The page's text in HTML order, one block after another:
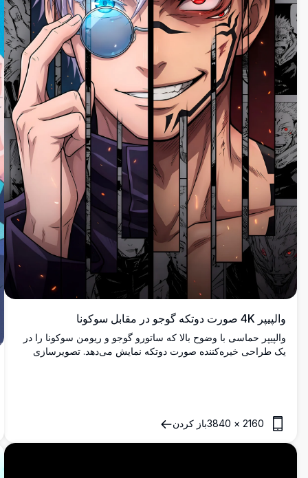
والپیپر 4K صورت دوتکه گوجو در مقابل سوکونا
والپیپر حماسی با وضوح بالا که ساتورو گوجو و ریومن سوکونا را در
یک طراحی خیره‌کننده صورت دوتکه نمایش می‌دهد. تصویرسازی
2160
×
3840باز کردن